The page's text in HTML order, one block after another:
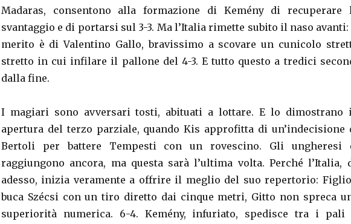
Madaras, consentono alla formazione di Kemény di recuperare
svantaggio e di portarsi sul 3-3. Ma l’Italia rimette subito il naso
merito è di Valentino Gallo, bravissimo a scovare un cunicolo
stretto in cui infilare il pallone del 4-3. E tutto questo a tredici
dalla fine.
I magiari sono avversari tosti, abituati a lottare. E lo dimostrano
apertura del terzo parziale, quando Kis approfitta di un’indecisione
Bertoli per battere Tempesti con un rovescino. Gli ungheresi
raggiungono ancora, ma questa sarà l’ultima volta. Perché l’Italia,
adesso, inizia veramente a offrire il meglio del suo repertorio:
buca Szécsi con un tiro diretto dai cinque metri, Gitto non spreca
superiorità numerica. 6-4. Kemény, infuriato, spedisce tra i